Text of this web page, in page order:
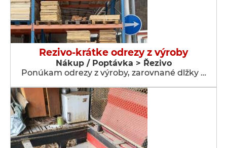
Rezivo-krátke odrezy z výroby
Nákup / Poptávka > Řezivo
Ponúkam odrezy z výroby, zarovnané dlžky …